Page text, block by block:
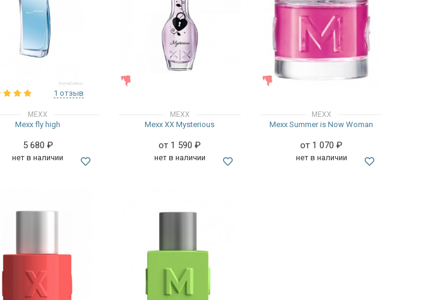
1 отзыв
MEXX
Mexx fly high
5 680 ₽
нет в наличии
MEXX
Mexx XX Mysterious
от 1 590₽
нет в наличии
ЖЕНСКИЕ
MEXX
Mexx Summer is Now Woman
от 1 070₽
нет в наличии